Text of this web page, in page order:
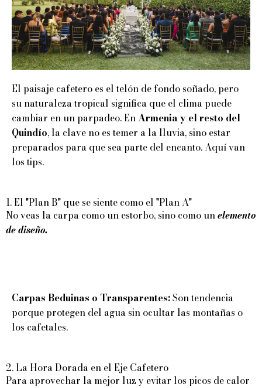
El paisaje cafetero es el telón de fondo soñado, pero
su naturaleza tropical significa que el clima puede
cambiar en un parpadeo. EnArmenia y el resto del
Quindío, la clave no es temer a la lluvia, sino estar
preparados para que sea parte del encanto. Aquí van
los tips.
1. El "Plan B" que se siente como el "Plan A"
No veas la carpa como un estorbo, sino como unelemento
de diseño.
Carpas Beduinas o Transparentes:Son tendencia
porque protegen del agua sin ocultar las montañas o
los cafetales.
2. La Hora Dorada en el Eje Cafetero
Para aprovechar la mejor luz y evitar los picos de calor